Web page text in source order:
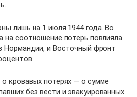
лишь на 1 июля 1944 года. Во
на соотношение потерь повлияла
Нормандии, и Восточный фронт
кровавых потерях — о сумме
без вести и эвакуированных